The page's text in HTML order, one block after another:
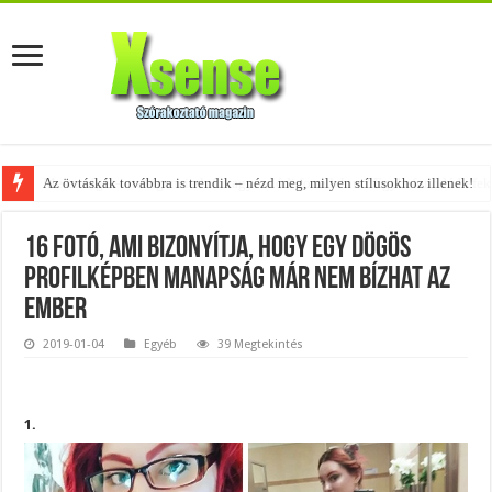
Az övtáskák továbbra is trendik – nézd meg, milyen stílusokhoz illenek!
16 fotó, ami bizonyítja, hogy egy dögös
profilképben manapság már nem bízhat az
ember
2019-01-04 Egyéb 39 Megtekintés
1.